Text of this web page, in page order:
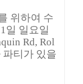
위하여 수
일 일요일
Rd, Rol
파티가 있을